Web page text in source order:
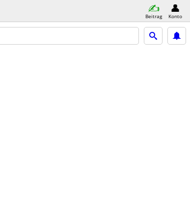
Beitrag Konto